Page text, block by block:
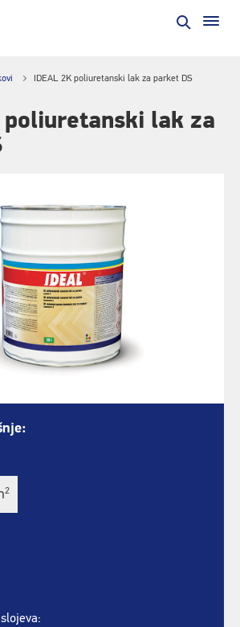
IDEAL 2K poliuretanski lak za parket DS
poliuretanski lak za
2